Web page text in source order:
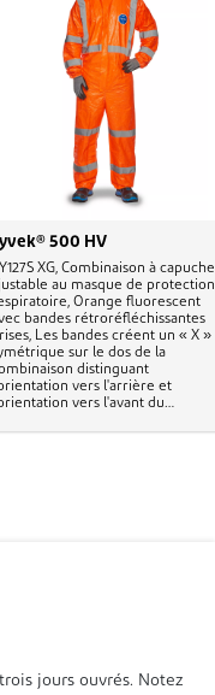
500 HV
XG, Combinaison à capuche
au masque de protection
Orange fluorescent
bandes rétroréfléchissantes
Les bandes créent un « X »
sur le dos de la
distinguant
vers l'arrière et
vers l'avant du
2, EN 14126, EN ISO 20471, RIS-
jours ouvrés. Notez